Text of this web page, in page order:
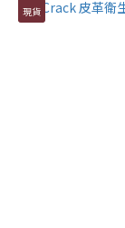
(NT$)
現貨